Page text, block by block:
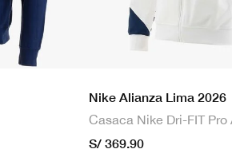
Nike Alianza Lima 2026
S/ 369.90